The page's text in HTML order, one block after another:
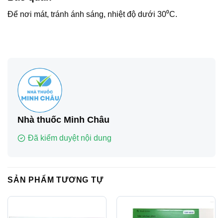
Để nơi mát, tránh ánh sáng, nhiệt độ dưới 30⁰C.
Nhà thuốc Minh Châu
Đã kiểm duyệt nội dung
SẢN PHẨM TƯƠNG TỰ